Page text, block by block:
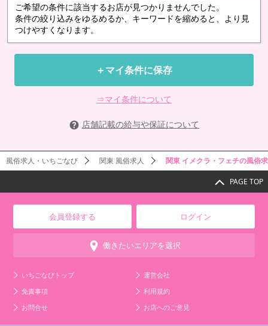
ご希望の条件に該当するお店が見つかりませんでした。
条件の絞り込みをゆるめるか、キーワードを縮めると、より見
つけやすくなります。
＋マイ条件に保存
⇒マイ条件について
店舗記載の給与や保証について
風俗求人・いちごなび 関東 風俗求人 関東 イメクラ・フェチの風俗
PAGE TOP
会員登録する ログイン
働きたいエリアを選択
いちごなびトップ
運営会社
免責事項
利用規約
お問合せ
お店へのご意見